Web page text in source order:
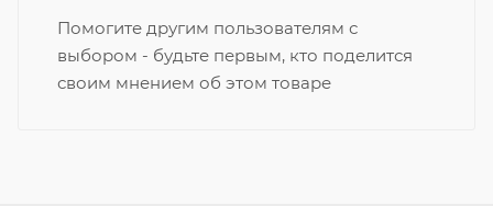
Помогите другим пользователям с
выбором - будьте первым, кто поделится
своим мнением об этом товаре